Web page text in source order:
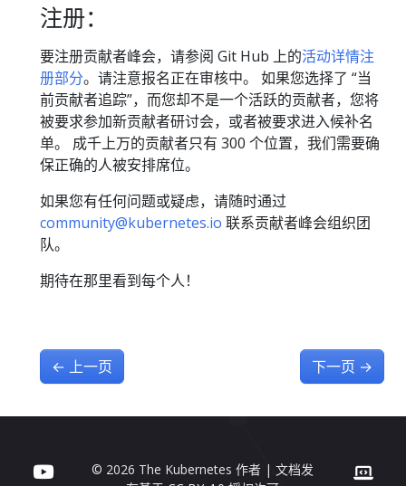
注册：
要注册贡献者峰会，请参阅 Git Hub 上的活动详情注
册部分。请注意报名正在审核中。 如果您选择了 “当
前贡献者追踪”，而您却不是一个活跃的贡献者，您将
被要求参加新贡献者研讨会，或者被要求进入候补名
单。 成千上万的贡献者只有 300 个位置，我们需要确
保正确的人被安排席位。
如果您有任何问题或疑虑，请随时通过
community@kubernetes.io 联系贡献者峰会组织团
队。
期待在那里看到每个人！
← 上一页 下一页 →
© 2026 The Kubernetes 作者 | 文档发